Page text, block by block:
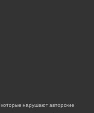
нарушают авторские